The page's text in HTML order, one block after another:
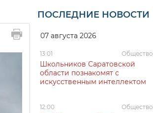
ПОСЛЕДНИЕ НОВОСТИ
07 августа 2026
13:01 Общество
Школьников Саратовской
области познакомят с
искусственным интеллектом
12:00 Общество